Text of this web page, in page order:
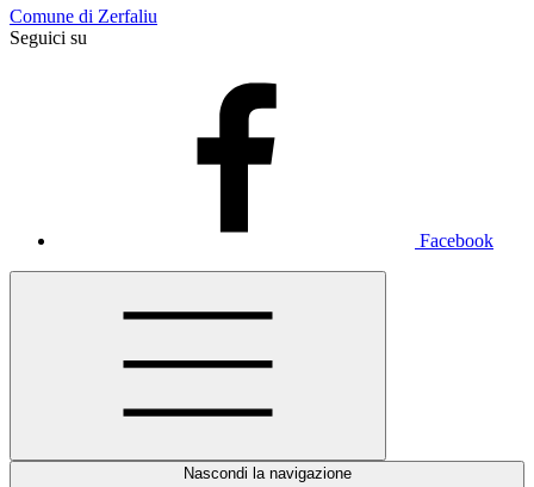
Comune di Zerfaliu
Seguici su
Facebook
Nascondi la navigazione